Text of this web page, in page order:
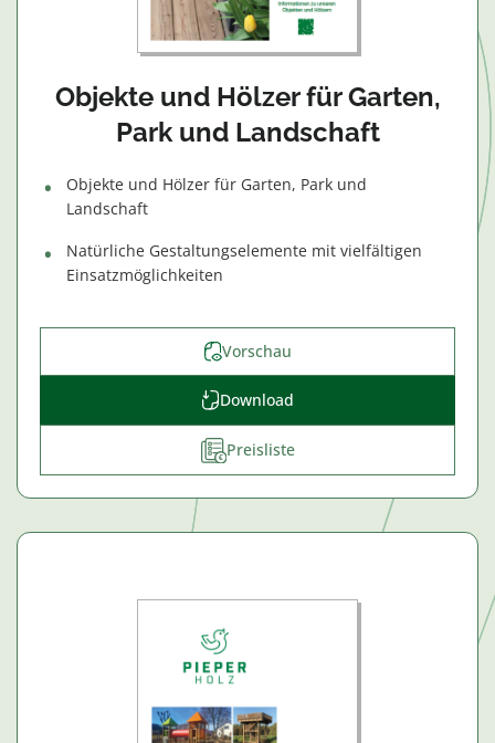
Objekte und Hölzer für Garten,
Park und Landschaft
Objekte und Hölzer für Garten, Park und
Landschaft
Natürliche Gestaltungselemente mit vielfältigen
Einsatzmöglichkeiten
Vorschau
Download
€ Preisliste